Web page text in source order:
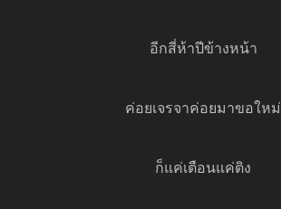
อีกสี่ห้าปีข้างหน้า
ค่อยเจรจาค่อยมาขอใหม่
ก็แค่เตือนแค่ติง